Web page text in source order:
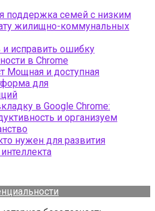
поддержка семей с низким
жилищно-коммунальных
и исправить ошибку
в Chrome
Мощная и доступная
для
в Google Chrome:
и организуем
нужен для развития